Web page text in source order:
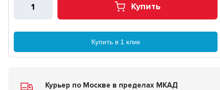
Купить
Купить в 1 клик
Курьер по Москве в пределах МКАД